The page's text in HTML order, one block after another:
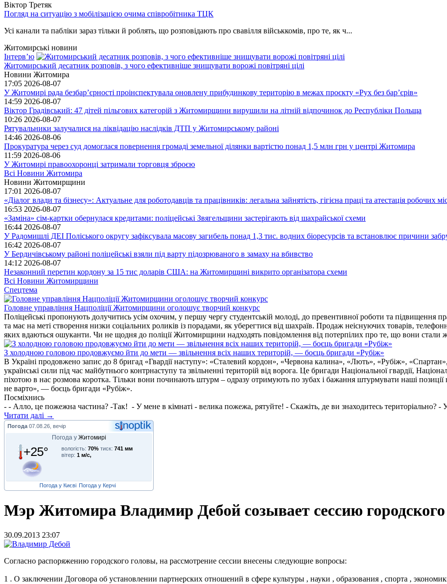
Віктор Третяк
Погляд на ситуацію з мобілізацією очима співробітника ТЦК
Усі канали та пабліки зараз тільки й роблять, що розповідають про свавілля військкомів, про те, як ч...
Житомирські новини
Інтерв’ю
Житомирський десатник розповів, з чого ефективніше знищувати ворожі повітряні цілі
Новини Житомира
17:05 2026-08-07
У Житомирі рада безбар’єрності проінспектувала оновлену прибудинкову територію в межах проєкту «Рух без бар’єрів»
14:59 2026-08-07
Віктор Градівський: 47 дітей пільгових категорій з Житомирщини вирушили на літній відпочинок до Республіки Польща
10:26 2026-08-07
Рятувальники залучалися на ліквідацію наслідків ДТП у Житомирському районі
14:46 2026-08-06
Прокуратура через суд домоглася повернення громаді земельної ділянки вартістю понад 1,5 млн грн у центрі Житомира
11:59 2026-08-06
У Житомирі правоохоронці затримали торговця зброєю
Всі Новини Житомира
Новини Житомирщини
17:01 2026-08-07
«Діалог влади та бізнесу»: Актуальне для роботодавців та працівників: легальна зайнятість, гігієна праці та атестація робочих
16:53 2026-08-07
«Заміна» сім-картки обернулася кредитами: поліцейські Звягельщини застерігають від шахрайської схеми
16:44 2026-08-07
У Радомишлі ДЕІ Поліського округу зафіксувала масову загибель понад 1,3 тис. водних біоресурсів та встановлює причини
16:42 2026-08-07
У Бердичівському районі поліцейські взяли під варту підозрюваного в замаху на вбивство
14:12 2026-08-07
Незаконний перетин кордону за 15 тис доларів США: на Житомирщині викрито організатора схеми
Всі Новини Житомирщини
Спецтема
Головне управління Нацполіції Житомирщини оголошує творчий конкурс
Поліцейські пропонують долучитись усім охочим, у першу чергу студентській молоді, до превентивної роботи та підвищення
та має на меті створення низки соціальних роликів із порадами, як уберегтися від шахраїв. Продаж неіснуючих товарів,
яких вдаються ошуканти. Чи не щодня до поліції Житомирщини надходять повідомлення від потерпілих про те, що вони стали
З холодною головою продовжуємо йти до мети — звільнення всіх наших територій, — боєць бригади «Рубіж»
В Україні продовжено запис до 8 бригад «Гвардії наступу»: «Сталевий кордон», «Червона калина», «Лють», «Рубіж»,
українські сили під час майбутнього контрнаступу та звільненні територій від ворога. Це бригади Національної гвардії,
піхотою в нас розмова коротка. Тільки вони починають штурм – одразу отримують по зубах і бажання штурмувати наші позиції
не варто», — боєць бригади «Рубіж».
Посміхнись
- - Алло, це пожежна частина? -Так! - У мене в кімнаті - велика пожежа, рятуйте! - Скажіть, де ви знаходитесь територіально? -
Читати далі →
Погода 07.08.26, вечір
Погода у Житомирі
+25° вологість: 70% тиск: 741 мм
вітер: 1 м/с,
Погода у Києві Погода у Керчі
Мэр Житомира Владимир Дебой созывает сессию городского
30.09.2013 23:07
Согласно распоряжению городского головы, на рассмотрение сессии внесены следующие вопросы:
1 . О заключении Договора об установлении партнерских отношений в сфере культуры , науки , образования , спорта ,